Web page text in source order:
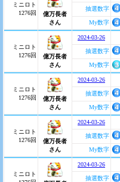
ミニロト
1276回
億万長者
さん
抽選数字
My数字
ミニロト
1276回
億万長者
さん
2024-03-26
抽選数字
My数字
ミニロト
1276回
億万長者
さん
2024-03-26
抽選数字
My数字
ミニロト
1276回
億万長者
さん
2024-03-26
抽選数字
My数字
ミニロト
2024-03-26
抽選数字